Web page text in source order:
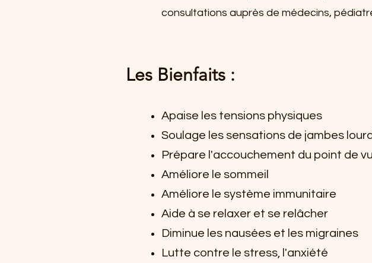
consultations auprès de médecins,
Les Bienfaits :
Apaise les tensions physiques
Soulage les sensations de jambes
Prépare l'accouchement du point de
Améliore le sommeil
Améliore le système immunitaire
Aide à se relaxer et se relâcher
Diminue les nausées et les migraines
Lutte contre le stress, l'anxiété